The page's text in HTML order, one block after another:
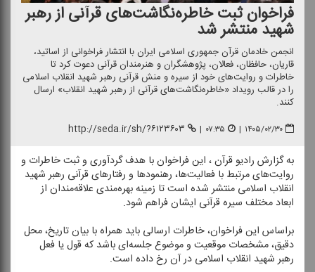
فراخوان ثبت خاطره‌نگاشت‌های قرآنی از رهبر
شهید منتشر شد
انجمن خادمان قرآن جمهوری اسلامی ایران با انتشار فراخوانی از اساتید،
قاریان، حافظان، فعالان، پژوهشگران و هنرمندان قرآنی دعوت كرد تا
خاطرات و روایت‌های خود از سیره و منش قرآنی رهبر شهید انقلاب اسلامی
را در قالب رویداد «خاطره‌نگاشت‌های قرآنی از رهبر شهید انقلاب» ارسال
كنند.
۱۴۰۵/۰۲/۳۰ | ۰۷:۳۵ | http://seda.ir/sh/?۶۱۲۳۶۰۳
به گزارش رادیو قرآن ، این فراخوان با هدف گردآوری و ثبت خاطرات و
روایت‌های مرتبط با فعالیت‌ها، رهنمودها و رفتارهای قرآنی رهبر شهید
انقلاب اسلامی منتشر شده است تا زمینه بهره‌مندی علاقه‌مندان از
ابعاد مختلف سیره قرآنی ایشان فراهم شود.
براساس این فراخوان، خاطرات ارسالی باید همراه با بیان تاریخ، محل
دقیق، مشخصات موقعیت و موضوع جلسه‌ای باشد كه قول یا فعل
رهبر شهید انقلاب اسلامی در آن رخ داده است.